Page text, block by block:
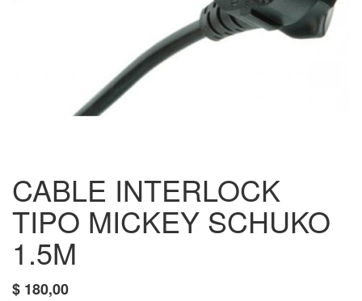
CABLE INTERLOCK
TIPO MICKEY SCHUKO
1.5M
$ 180,00